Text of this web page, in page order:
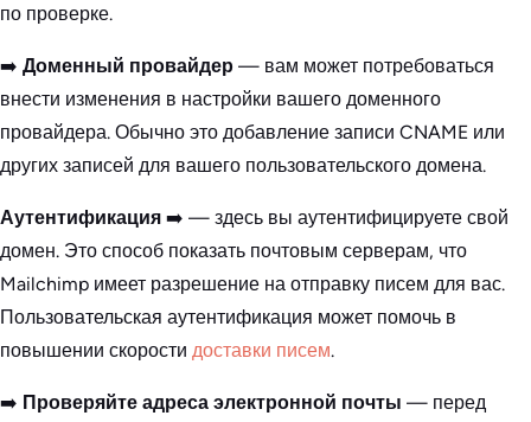
по проверке.
➡️ Доменный провайдер — вам может потребоваться
внести изменения в настройки вашего доменного
провайдера. Обычно это добавление записи CNAME или
других записей для вашего пользовательского домена.
Аутентификация ➡️ — здесь вы аутентифицируете свой
домен. Это способ показать почтовым серверам, что
Mailchimp имеет разрешение на отправку писем для вас.
Пользовательская аутентификация может помочь в
повышении скорости доставки писем.
➡️ Проверяйте адреса электронной почты — перед